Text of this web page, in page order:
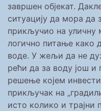
завршен објекат.
ситуацију да мора да
прикључио на уличну
логично питање како
воде. У жељи да не
рећи да за воду још и
решење којем
прикључак на
исто колико и трајни